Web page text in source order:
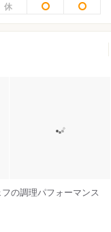
の調理パフォーマンス